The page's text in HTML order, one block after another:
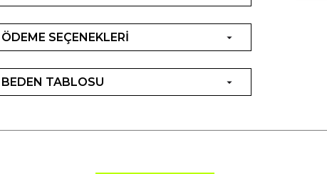
ÖDEME SEÇENEKLERİ
BEDEN TABLOSU